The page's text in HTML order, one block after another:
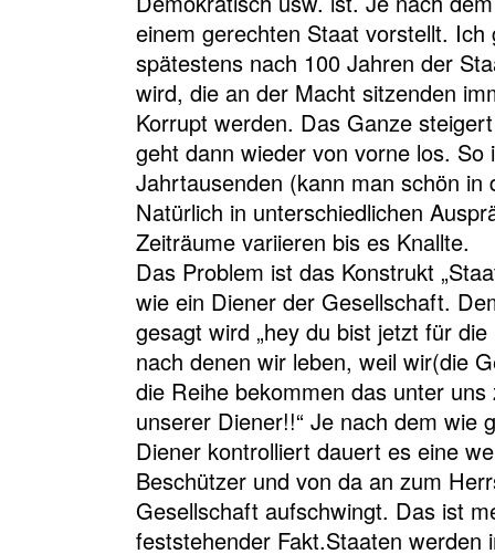
einem gerechten Staat vorstellt.
spätestens nach 100 Jahren der
wird, die an der Macht sitzenden
Korrupt werden. Das Ganze
geht dann wieder von vorne los. So
Jahrtausenden (kann man schön in
Natürlich in unterschiedlichen
Zeiträume variieren bis es Knallte.
Das Problem ist das Konstrukt
wie ein Diener der Gesellschaft.
gesagt wird „hey du bist jetzt für
nach denen wir leben, weil wir(die
die Reihe bekommen das unter
unserer Diener!!“ Je nach dem wie
Diener kontrolliert dauert es eine
Beschützer und von da an zum
Gesellschaft aufschwingt. Das ist
feststehender Fakt.Staaten werden